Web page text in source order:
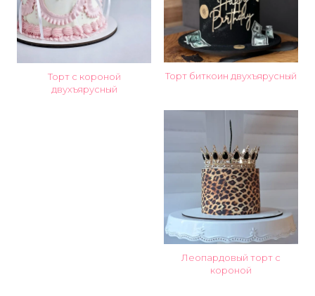
Торт с короной
двухъярусный
Торт биткоин двухъярусный
Леопардовый торт с
короной